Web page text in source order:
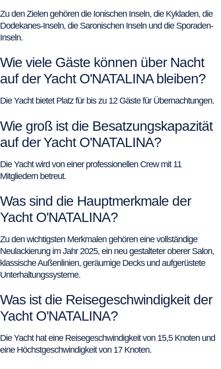
Zu den Zielen gehören die Ionischen Inseln, die Kykladen, die
Dodekanes-Inseln, die Saronischen Inseln und die Sporaden-
Inseln.
Wie viele Gäste können über Nacht
auf der Yacht O'NATALINA bleiben?
Die Yacht bietet Platz für bis zu 12 Gäste für Übernachtungen.
Wie groß ist die Besatzungskapazität
auf der Yacht O'NATALINA?
Die Yacht wird von einer professionellen Crew mit 11
Mitgliedern betreut.
Was sind die Hauptmerkmale der
Yacht O'NATALINA?
Zu den wichtigsten Merkmalen gehören eine vollständige
Neulackierung im Jahr 2025, ein neu gestalteter oberer Salon,
klassische Außenlinien, geräumige Decks und aufgerüstete
Unterhaltungssysteme.
Was ist die Reisegeschwindigkeit der
Yacht O'NATALINA?
Die Yacht hat eine Reisegeschwindigkeit von 15,5 Knoten und
eine Höchstgeschwindigkeit von 17 Knoten.